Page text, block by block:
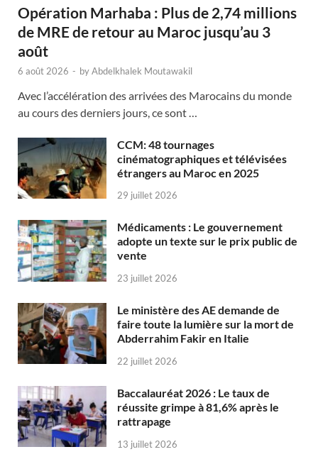
Opération Marhaba : Plus de 2,74 millions
de MRE de retour au Maroc jusqu’au 3
août
6 août 2026 - byAbdelkhalek Moutawakil
Avec l’accélération des arrivées des Marocains du monde
au cours des derniers jours, ce sont …
CCM: 48 tournages
cinématographiques et télévisées
étrangers au Maroc en 2025
29 juillet 2026
Médicaments : Le gouvernement
adopte un texte sur le prix public de
vente
23 juillet 2026
Le ministère des AE demande de
faire toute la lumière sur la mort de
Abderrahim Fakir en Italie
22 juillet 2026
Baccalauréat 2026 : Le taux de
réussite grimpe à 81,6% après le
rattrapage
13 juillet 2026